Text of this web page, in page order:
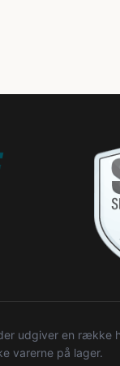
udgiver en række
varerne på lager.